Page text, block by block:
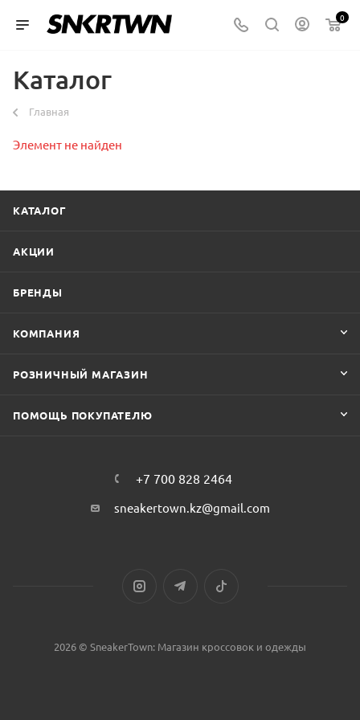
0
Каталог
Главная
Элемент не найден
КАТАЛОГ
АКЦИИ
БРЕНДЫ
КОМПАНИЯ
РОЗНИЧНЫЙ МАГАЗИН
ПОМОЩЬ ПОКУПАТЕЛЮ
+7 700 828 2464
sneakertown.kz@gmail.com
2026 © SneakerTown: Магазин кроссовок и одежды